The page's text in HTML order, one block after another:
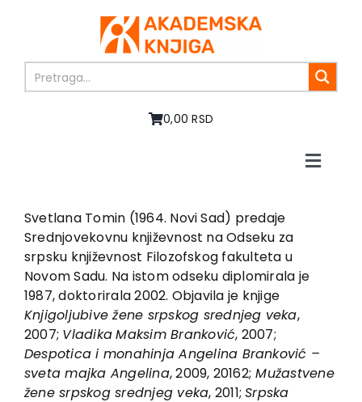
0,00 RSD
Toggle
About us
Books
In preparation
Sale
Authors
News
EU PROJECTS
Contact
Svetlana Tomin (1964. Novi Sad) predaje
Srednjovekovnu književnost na Odseku za
srpsku književnost Filozofskog fakulteta u
Novom Sadu. Na istom odseku diplomirala je
1987, doktorirala 2002. Objavila je knjige
Knjigoljubive žene srpskog srednjeg veka,
2007; VladikaMaksim Branković, 2007;
Despotica i monahinja Angelina Branković –
sveta majka Angelina, 2009, 20162; Mužastvene
žene srpskogsrednjeg veka, 2011;Srpska